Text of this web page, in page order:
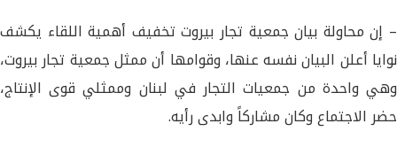
– إن محاولة بيان جمعية تجار بيروت تخفيف أهمية اللقاء يكشف
نوايا أعلن البيان نفسه عنها، وقوامها أن ممثل جمعية تجار بيروت،
وهي واحدة من جمعيات التجار في لبنان وممثلي قوى الإنتاج،
حضر الاجتماع وكان مشاركاً وابدى رأيه.